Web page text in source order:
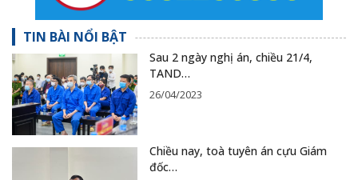
TIN BÀI NỔI BẬT
Sau 2 ngày nghị án, chiều 21/4,
TAND…
26/04/2023
Chiều nay, toà tuyên án cựu Giám
đốc…